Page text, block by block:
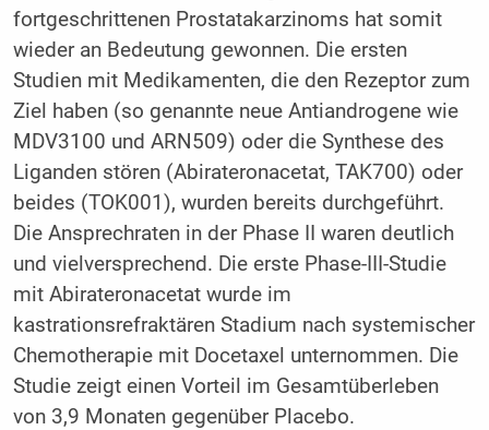
fortgeschrittenen Prostatakarzinoms hat somit
wieder an Bedeutung gewonnen. Die ersten
Studien mit Medikamenten, die den Rezeptor zum
Ziel haben (so genannte neue Antiandrogene wie
MDV3100 und ARN509) oder die Synthese des
Liganden stören (Abirateronacetat, TAK700) oder
beides (TOK001), wurden bereits durchgeführt.
Die Ansprechraten in der Phase II waren deutlich
und vielversprechend. Die erste Phase-III-Studie
mit Abirateronacetat wurde im
kastrationsrefraktären Stadium nach systemischer
Chemotherapie mit Docetaxel unternommen. Die
Studie zeigt einen Vorteil im Gesamtüberleben
von 3,9 Monaten gegenüber Placebo.